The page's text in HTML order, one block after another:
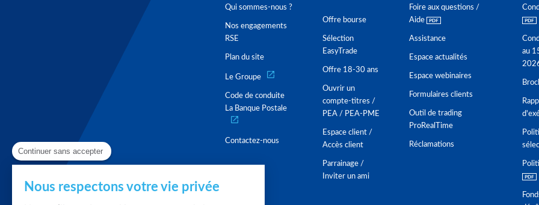
Qui sommes-nous ?
Nos engagements
RSE
Plan du site
Le Groupe
Code de conduite
La Banque Postale
Contactez-nous
Offre bourse
Sélection
EasyTrade
Offre 18-30 ans
Ouvrir un
compte-titres /
PEA / PEA-PME
Espace client /
Accès client
Parrainage /
Inviter un ami
Foire aux questions /
Aide
Assistance
Espace actualités
Espace webinaires
Formulaires clients
Outil de trading
ProRealTime
Réclamations
au
Continuer sans accepter
Nous respectons votre vie privée